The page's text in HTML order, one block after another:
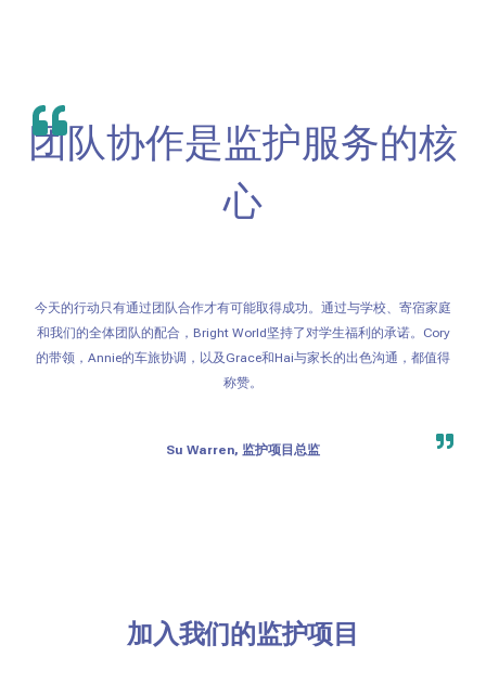
团队协作是监护服务的核
心
今天的行动只有通过团队合作才有可能取得成功。通过与学校、寄宿家庭
和我们的全体团队的配合，Bright World坚持了对学生福利的承诺。Cory
的带领，Annie的车旅协调，以及Grace和Hai与家长的出色沟通，都值得
称赞。
Su Warren, 监护项目总监
加入我们的监护项目